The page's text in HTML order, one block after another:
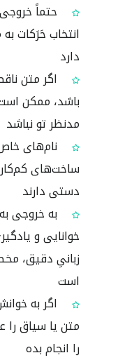
حتماً
انتخاب حَرَکات
دارد
اگر متن
باشد، ممکن
مدنظر تو نباشد
نام‌های
ساخت‌های
دستی دارند
به خروجی
خوانایی و
زبانیِ دقیق،
است
اگر به
متن یا سیاق
را انجام بده